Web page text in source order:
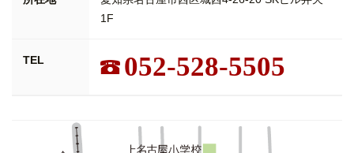
1F
TEL 052-528-5505